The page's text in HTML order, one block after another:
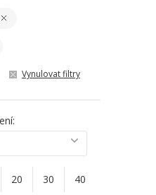
Vynulovat filtry
20 30 40